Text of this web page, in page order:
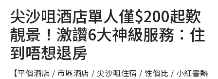
尖沙咀酒店單人僅$200起歎
靚景！激讚6大神級服務：住
到唔想退房
【平價酒店 / 市區酒店 / 尖沙咀住宿 / 性價比 / 小紅書熱